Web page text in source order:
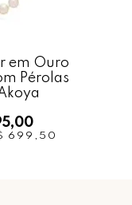
em Ouro
Pérolas
699,50